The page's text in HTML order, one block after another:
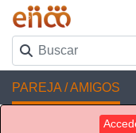
PAREJA / AMIGOS